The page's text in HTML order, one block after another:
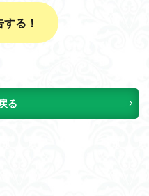
る！
る